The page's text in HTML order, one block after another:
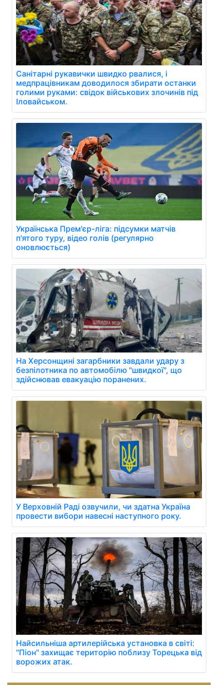
Санітарні рукавички швидко рвалися, і
медпрацівникам доводилося збирати останки
голими руками: свідок військових злочинів під
Іловайськом.
Українська Прем'єр-ліга: підсумки матчів
п'ятого туру, відео голів (регулярно
оновлюється)
На Херсонщині загарбники завдали удару з
безпілотника по автомобілю "швидкої", що
здійснював евакуацію поранених.
У Верховній Раді озвучили, чи здатна Україна
провести вибори навесні наступного року.
Найсильніша артилерійська установка в світі:
"Піон" захищає територію поблизу Торецька від
ворожих атак.